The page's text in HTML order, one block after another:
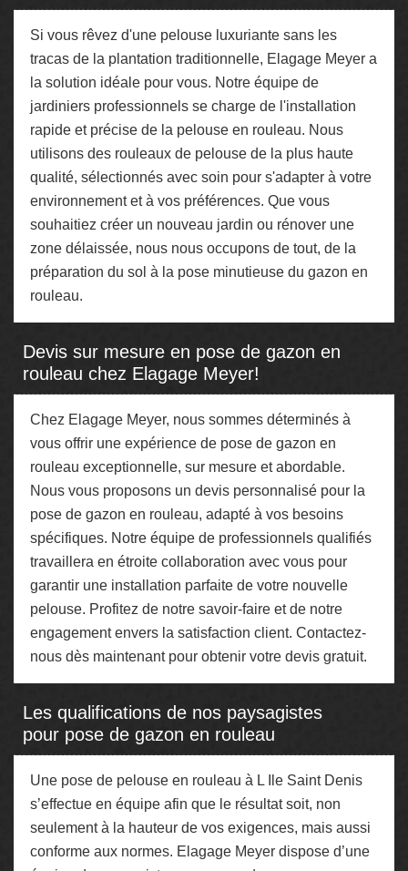
Si vous rêvez d'une pelouse luxuriante sans les
tracas de la plantation traditionnelle, Elagage Meyer a
la solution idéale pour vous. Notre équipe de
jardiniers professionnels se charge de l'installation
rapide et précise de la pelouse en rouleau. Nous
utilisons des rouleaux de pelouse de la plus haute
qualité, sélectionnés avec soin pour s'adapter à votre
environnement et à vos préférences. Que vous
souhaitiez créer un nouveau jardin ou rénover une
zone délaissée, nous nous occupons de tout, de la
préparation du sol à la pose minutieuse du gazon en
rouleau.
Devis sur mesure en pose de gazon en
rouleau chez Elagage Meyer!
Chez Elagage Meyer, nous sommes déterminés à
vous offrir une expérience de pose de gazon en
rouleau exceptionnelle, sur mesure et abordable.
Nous vous proposons un devis personnalisé pour la
pose de gazon en rouleau, adapté à vos besoins
spécifiques. Notre équipe de professionnels qualifiés
travaillera en étroite collaboration avec vous pour
garantir une installation parfaite de votre nouvelle
pelouse. Profitez de notre savoir-faire et de notre
engagement envers la satisfaction client. Contactez-
nous dès maintenant pour obtenir votre devis gratuit.
Les qualifications de nos paysagistes
pour pose de gazon en rouleau
Une pose de pelouse en rouleau à L Ile Saint Denis
s’effectue en équipe afin que le résultat soit, non
seulement à la hauteur de vos exigences, mais aussi
conforme aux normes. Elagage Meyer dispose d’une